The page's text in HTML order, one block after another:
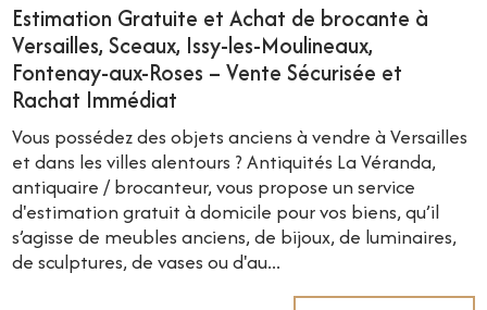
Estimation Gratuite et Achat de brocante à
Versailles, Sceaux, Issy-les-Moulineaux,
Fontenay-aux-Roses – Vente Sécurisée et
Rachat Immédiat
Vous possédez des objets anciens à vendre à Versailles
et dans les villes alentours ? Antiquités La Véranda,
antiquaire / brocanteur, vous propose un service
d'estimation gratuit à domicile pour vos biens, qu’il
s’agisse de meubles anciens, de bijoux, de luminaires,
de sculptures, de vases ou d'au...